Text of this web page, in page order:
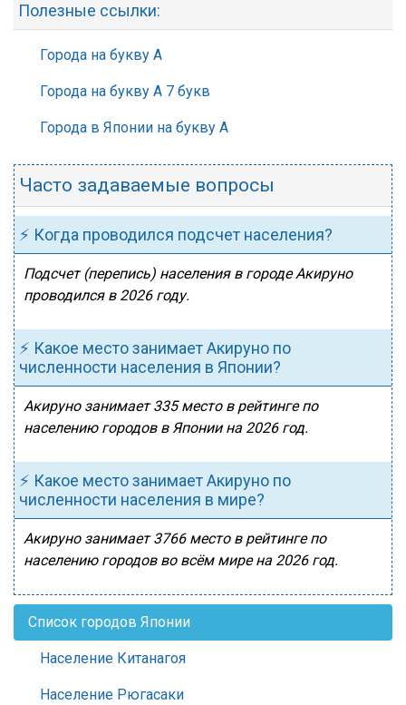
Полезные ссылки:
Города на букву А
Города на букву А 7 букв
Города в Японии на букву А
Часто задаваемые вопросы
⚡ Когда проводился подсчет населения?
Подсчет (перепись) населения в городе Акируно
проводился в 2026 году.
⚡ Какое место занимает Акируно по
численности населения в Японии?
Акируно занимает 335 место в рейтинге по
населению городов в Японии на 2026 год.
⚡ Какое место занимает Акируно по
численности населения в мире?
Акируно занимает 3766 место в рейтинге по
населению городов во всём мире на 2026 год.
Список городов Японии
Население Китанагоя
Население Рюгасаки